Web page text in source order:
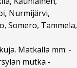
Nurmijärvi,
Somero, Tammela,
Matkalla mm: -
mutka -